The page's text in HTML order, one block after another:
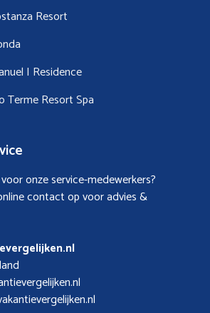
Resort
I Residence
Terme Resort Spa
onze service-medewerkers?
contact op voor advies &